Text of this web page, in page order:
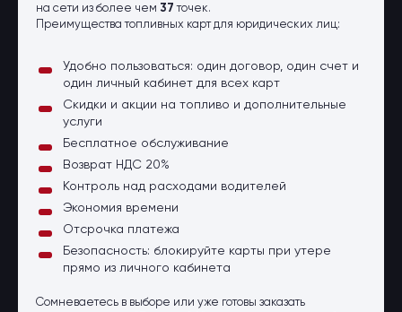
на сети из более чем 37 точек.
Преимущества топливных карт для юридических лиц:
Удобно пользоваться: один договор, один счет и
один личный кабинет для всех карт
Скидки и акции на топливо и дополнительные
услуги
Бесплатное обслуживание
Возврат НДС 20%
Контроль над расходами водителей
Экономия времени
Отсрочка платежа
Безопасность: блокируйте карты при утере
прямо из личного кабинета
Сомневаетесь в выборе или уже готовы заказать